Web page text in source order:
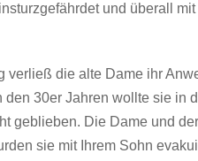
und überall
verließ die alte Dame ihr
den 30er Jahren wollte sie in
geblieben. Die Dame und
sie mit Ihrem Sohn